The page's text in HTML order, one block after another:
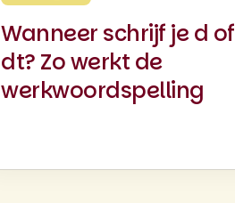
Wanneer schrijf je d of
dt? Zo werkt de
werkwoordspelling